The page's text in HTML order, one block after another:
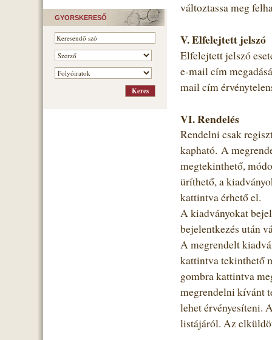
GYORSKERESŐ
változtassa meg
V. Elfelejtett jelszó
Elfelejtett jelszó
e-mail cím
mail cím
VI. Rendelés
Rendelni csak
kapható. A
megtekinthető,
üríthető, a
kattintva érhető el.
A kiadványokat
bejelentkezés után
A megrendelt
kattintva tekinthető
gombra kattintva
megrendelni kívánt
lehet érvényesíteni.
listájáról. Az